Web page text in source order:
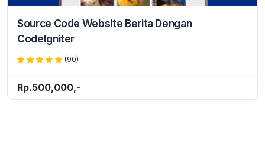
Source Code Website Berita Dengan
CodeIgniter
(90)
Rp.500,000,-